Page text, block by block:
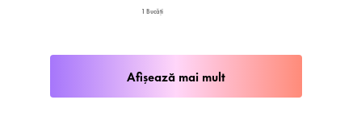
1 Bucăți
Afișează mai mult